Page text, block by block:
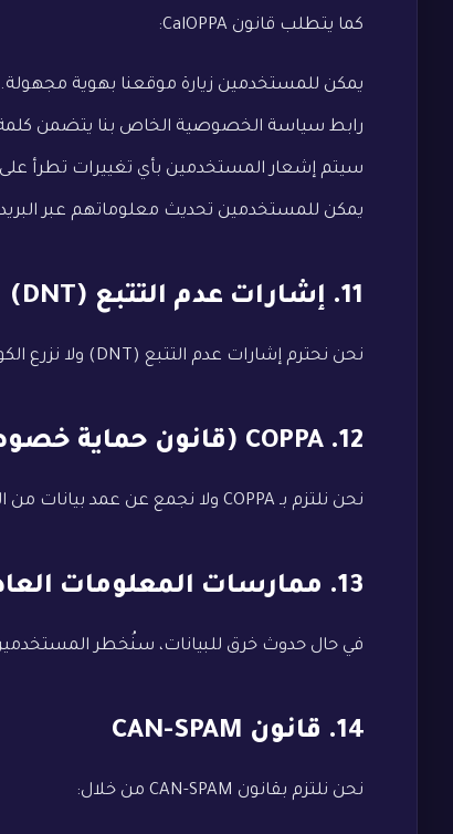
كما يتطلب قانون CalOPPA:
يمكن للمستخدمين زيارة موقعنا بهوية مجهولة.
رابط سياسة الخصوصية الخاص بنا يتضمن
سيتم إشعار المستخدمين بأي تغييرات تطرأ
يمكن للمستخدمين تحديث معلوماتهم عبر
11. إشارات عدم التتبع (DNT)
نحن نحترم إشارات عدم التتبع (DNT) ولا نزرع الكوكيز أو نستخدم الإعلانات عند تفعيل خاصية عدم التتبع في المتصفح.
12. COPPA (قانون حماية خصوصية الأطفال عبر الإنترنت)
نحن نلتزم بـ COPPA ولا نجمع عن عمد بيانات من الأطفال دون سن 13 عاماً.
13. ممارسات المعلومات العادلة
في حال حدوث خرق للبيانات، سنُخطر المستخدمين
14. قانون CAN-SPAM
نحن نلتزم بقانون CAN-SPAM من خلال: